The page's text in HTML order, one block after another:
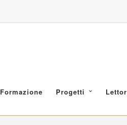
Formazione Progetti